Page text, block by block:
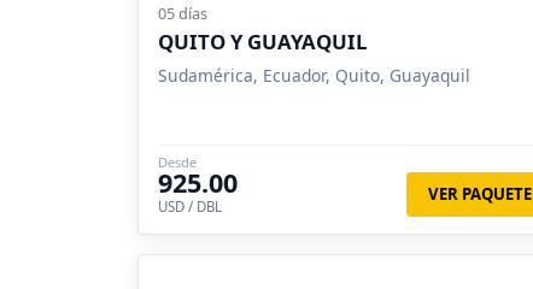
05 días
QUITO Y GUAYAQUIL
Sudamérica, Ecuador, Quito, Guayaquil
Desde
925.00
USD / DBL
VER PAQUETE